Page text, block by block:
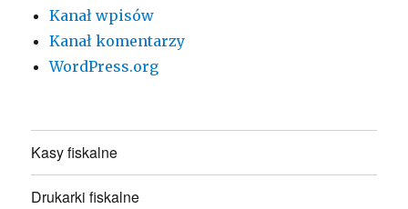
Kanał wpisów
Kanał komentarzy
WordPress.org
Kasy fiskalne
Drukarki fiskalne